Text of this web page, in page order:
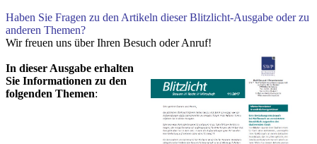
Haben Sie Fragen zu den Artikeln dieser Blitzlicht-Ausgabe oder zu
anderen Themen?
Wir freuen uns über Ihren Besuch oder Anruf!
In dieser Ausgabe erhalten
Sie Informationen zu den
folgenden Themen: